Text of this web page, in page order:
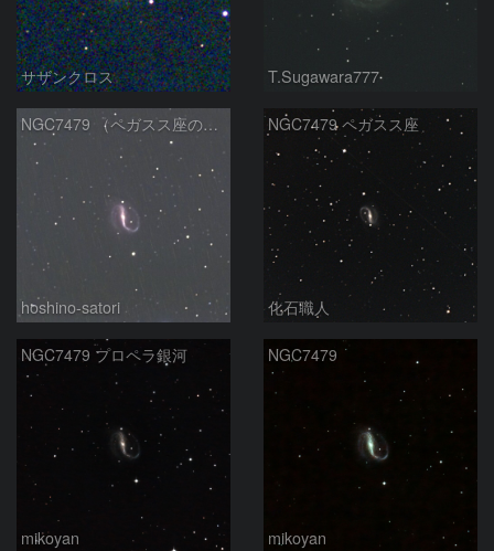
サザンクロス T.Sugawara777
NGC7479 （ペガスス座の銀河）
hoshino-satori
NGC7479 ペガスス座
化石職人
NGC7479 プロペラ銀河
mikoyan
NGC7479
mikoyan